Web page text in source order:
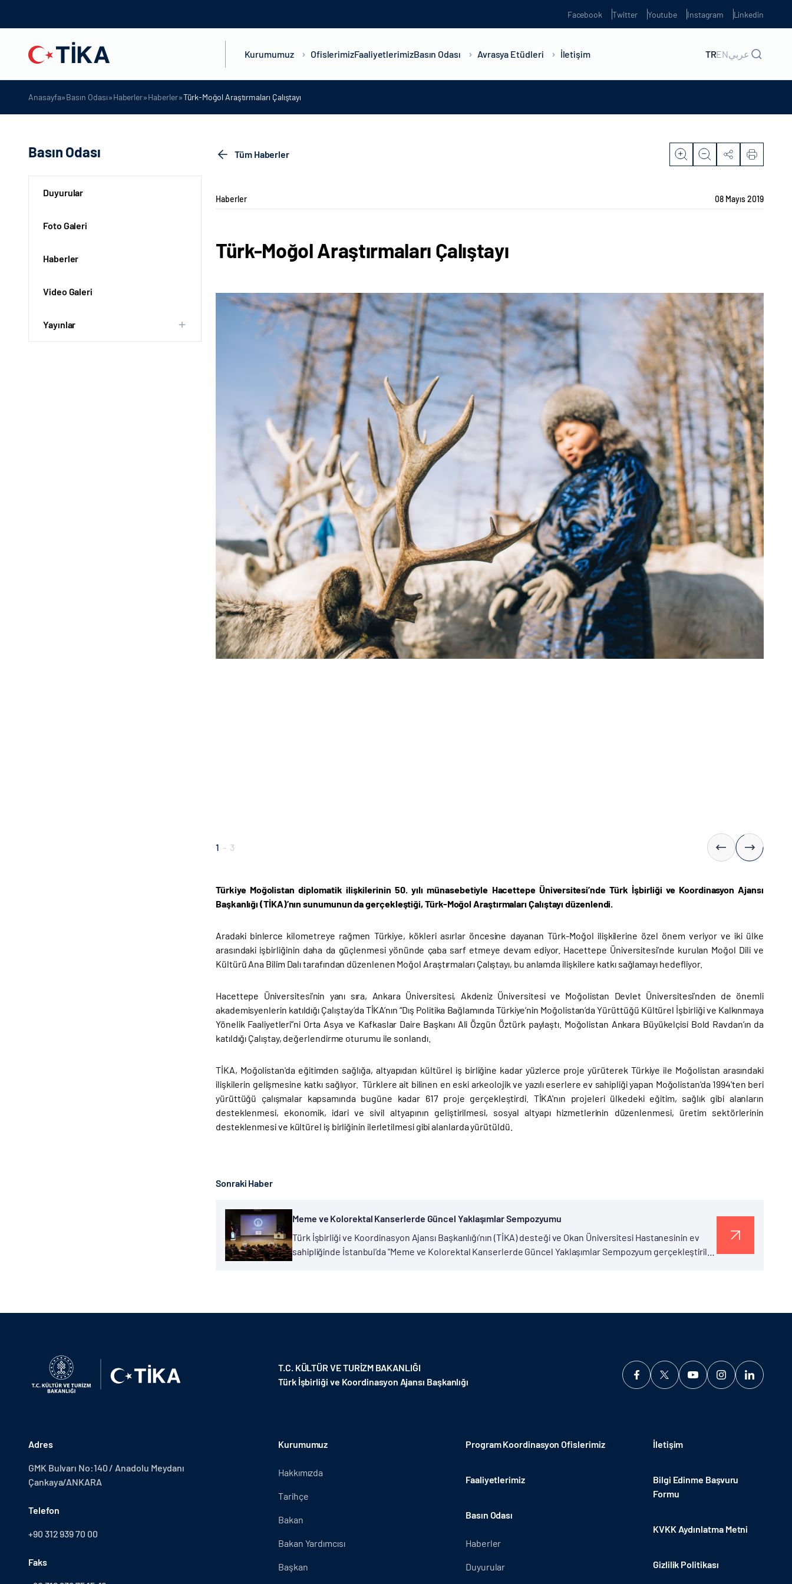
Facebook Twitter Youtube Instagram Linkedin
Kurumumuz OfislerimizFaaliyetlerimizBasın Odası Avrasya Etüdleri İletişim TRENعربي
Anasayfa»Basın Odası»Haberler»Haberler»Türk-Moğol Araştırmaları Çalıştayı
Basın Odası
Duyurular
Foto Galeri
Haberler
Video Galeri
Yayınlar
Tüm Haberler
Haberler 08 Mayıs 2019
Türk-Moğol Araştırmaları Çalıştayı
1 - 3
Türkiye Moğolistan diplomatik ilişkilerinin 50. yılı münasebetiyle Hacettepe Üniversitesi’nde Türk İşbirliği ve Koordinasyon Ajansı
Başkanlığı (TİKA)’nın sunumunun da gerçekleştiği, Türk-Moğol Araştırmaları Çalıştayı düzenlendi.
Aradaki binlerce kilometreye rağmen Türkiye, kökleri asırlar öncesine dayanan Türk-Moğol ilişkilerine özel önem veriyor ve iki ülke
arasındaki işbirliğinin daha da güçlenmesi yönünde çaba sarf etmeye devam ediyor. Hacettepe Üniversitesi’nde kurulan Moğol Dili ve
Kültürü Ana Bilim Dalı tarafından düzenlenen Moğol Araştırmaları Çalıştayı, bu anlamda ilişkilere katkı sağlamayı hedefliyor.
Hacettepe Üniversitesi’nin yanı sıra, Ankara Üniversitesi, Akdeniz Üniversitesi ve Moğolistan Devlet Üniversitesi’nden de önemli
akademisyenlerin katıldığı Çalıştay’da TİKA’nın “Dış Politika Bağlamında Türkiye’nin Moğolistan’da Yürüttüğü Kültürel İşbirliği ve Kalkınmaya
Yönelik Faaliyetleri”ni Orta Asya ve Kafkaslar Daire Başkanı Ali Özgün Öztürk paylaştı. Moğolistan Ankara Büyükelçisi Bold Ravdan’ın da
katıldığı Çalıştay, değerlendirme oturumu ile sonlandı.
TİKA, Moğolistan'da eğitimden sağlığa, altyapıdan kültürel iş birliğine kadar yüzlerce proje yürüterek Türkiye ile Moğolistan arasındaki
ilişkilerin gelişmesine katkı sağlıyor. Türklere ait bilinen en eski arkeolojik ve yazılı eserlere ev sahipliği yapan Moğolistan'da 1994'ten beri
yürüttüğü çalışmalar kapsamında bugüne kadar 617 proje gerçekleştirdi. TİKA'nın projeleri ülkedeki eğitim, sağlık gibi alanların
desteklenmesi, ekonomik, idari ve sivil altyapının geliştirilmesi, sosyal altyapı hizmetlerinin düzenlenmesi, üretim sektörlerinin
desteklenmesi ve kültürel iş birliğinin ilerletilmesi gibi alanlarda yürütüldü.
Sonraki Haber
Meme ve Kolorektal Kanserlerde Güncel Yaklaşımlar Sempozyumu
Türk İşbirliği ve Koordinasyon Ajansı Başkanlığı’nın (TİKA) desteği ve Okan Üniversitesi Hastanesinin ev
sahipliğinde İstanbul'da "Meme ve Kolorektal Kanserlerde Güncel Yaklaşımlar Sempozyum gerçekleştirildi.
T.C. KÜLTÜR VE TURİZM BAKANLIĞI
Türk İşbirliği ve Koordinasyon Ajansı Başkanlığı
Adres
GMK Bulvarı No:140 / Anadolu Meydanı
Çankaya/ANKARA
Telefon
+90 312 939 70 00
Faks
Kurumumuz
Hakkımızda
Tarihçe
Bakan
Bakan Yardımcısı
Başkan
Program Koordinasyon Ofislerimiz
Faaliyetlerimiz
Basın Odası
Haberler
Duyurular
İletişim
Bilgi Edinme Başvuru
Formu
KVKK Aydınlatma Metni
Gizlilik Politikası